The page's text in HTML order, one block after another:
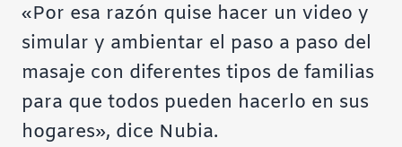
«Por esa razón quise hacer un video y
simular y ambientar el paso a paso del
masaje con diferentes tipos de familias
para que todos pueden hacerlo en sus
hogares», dice Nubia.